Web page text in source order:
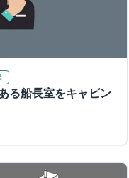
る船長室をキャビン